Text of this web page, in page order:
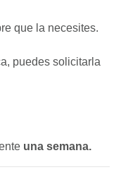
que la necesites.
puedes solicitarla
una semana.